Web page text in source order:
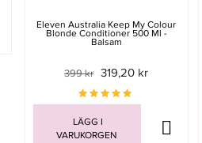
Eleven Australia Keep My Colour
Blonde Conditioner 500 Ml -
Balsam
399 kr 319,20 kr
LÄGG I
VARUKORGEN